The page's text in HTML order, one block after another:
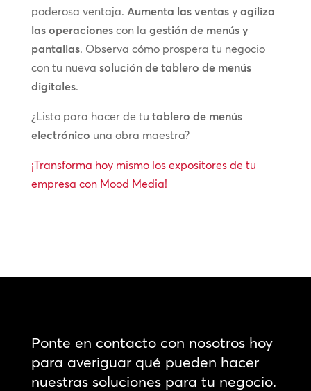
poderosa ventaja. Aumenta las ventasy agiliza
las operacionescon la gestión de menús y
pantallas. Observa cómo prospera tu negocio
con tu nueva solución de tablero de menús
digitales.
¿Listo para hacer de tu tablero de menús
electrónico una obra maestra?
¡Transforma hoy mismo los expositores de tu
empresa con Mood Media!
Ponte en contacto con nosotros hoy
para averiguar qué pueden hacer
nuestras soluciones para tu negocio.